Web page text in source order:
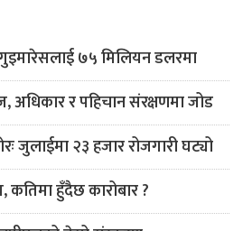
७५ मिलियन डलरमा
अधिकार र पहिचान संरक्षणमा जोड
जुलाईमा २३ हजार रोजगारी घट्यो
हुँदैछ कारोबार ?